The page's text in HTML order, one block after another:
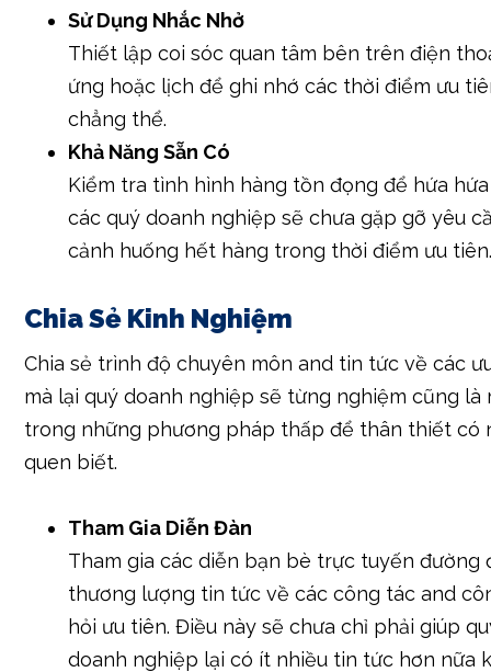
Sử Dụng Nhắc Nhở
Thiết lập coi sóc quan tâm bên trên điện
ứng hoặc lịch để ghi nhớ các thời điểm ưu
chẳng thể.
Khả Năng Sẵn Có
Kiểm tra tình hình hàng tồn đọng để hứa
các quý doanh nghiệp sẽ chưa gặp gỡ yêu
cảnh huống hết hàng trong thời điểm ưu
Chia Sẻ Kinh Nghiệm
Chia sẻ trình độ chuyên môn and tin tức về các
mà lại quý doanh nghiệp sẽ từng nghiệm cũng là
trong những phương pháp thấp để thân thiết có
quen biết.
Tham Gia Diễn Đàn
Tham gia các diễn bạn bè trực tuyến đường
thương lượng tin tức về các công tác and
hỏi ưu tiên. Điều này sẽ chưa chỉ phải giúp
doanh nghiệp lại có ít nhiều tin tức hơn nữa